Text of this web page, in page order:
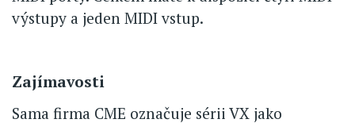
výstupy a jeden MIDI vstup.
Zajímavosti
Sama firma CME označuje sérii VX jako